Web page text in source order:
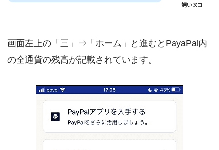
飼いヌコ
画面左上の「三」⇒「ホーム」と進むとPayaPal内
の全通貨の残高が記載されています。